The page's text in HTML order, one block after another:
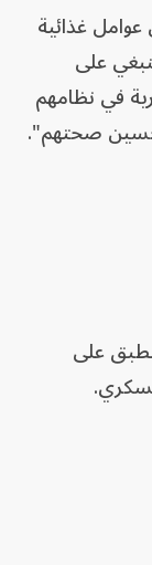
غذائية
على
في نظامهم
صحتهم".
على